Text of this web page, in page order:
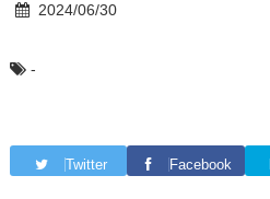
2024/06/30
-
Twitter Facebook